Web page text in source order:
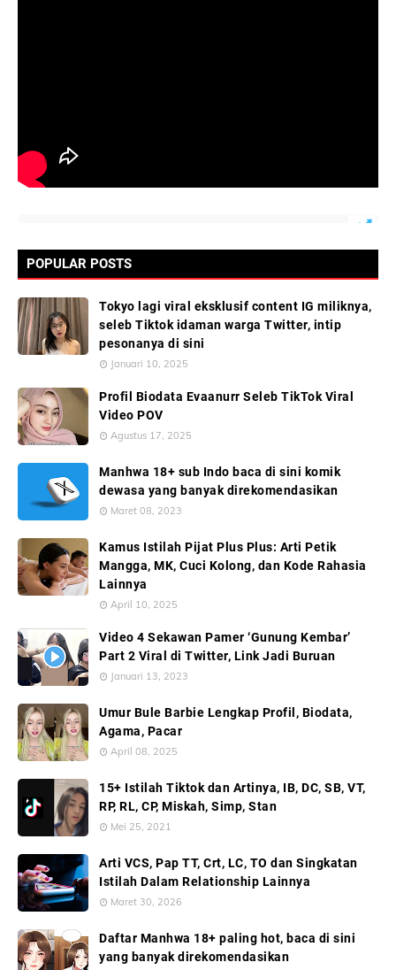
POPULAR POSTS
Tokyo lagi viral eksklusif content IG miliknya,
seleb Tiktok idaman warga Twitter, intip
pesonanya di sini
Januari 10, 2025
Profil Biodata Evaanurr Seleb TikTok Viral
Video POV
Agustus 17, 2025
Manhwa 18+ sub Indo baca di sini komik
dewasa yang banyak direkomendasikan
Maret 08, 2023
Kamus Istilah Pijat Plus Plus: Arti Petik
Mangga, MK, Cuci Kolong, dan Kode Rahasia
Lainnya
April 10, 2025
Video 4 Sekawan Pamer ‘Gunung Kembar’
Part 2 Viral di Twitter, Link Jadi Buruan
Januari 13, 2023
Umur Bule Barbie Lengkap Profil, Biodata,
Agama, Pacar
April 08, 2025
15+ Istilah Tiktok dan Artinya, IB, DC, SB, VT,
RP, RL, CP, Miskah, Simp, Stan
Mei 25, 2021
Arti VCS, Pap TT, Crt, LC, TO dan Singkatan
Istilah Dalam Relationship Lainnya
Maret 30, 2026
Daftar Manhwa 18+ paling hot, baca di sini
yang banyak direkomendasikan